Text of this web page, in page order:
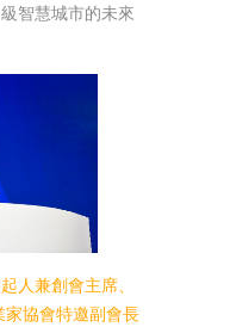
智慧城市的未來
人兼創會主席、
協會特邀副會長